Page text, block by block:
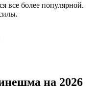
все более популярной.
на 2026